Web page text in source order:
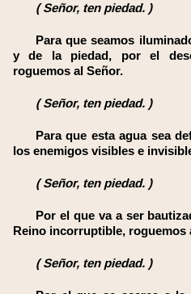
( Señor, ten piedad. )
Para que seamos
y de la piedad, por el
roguemos al Señor.
( Señor, ten piedad. )
Para que esta agua sea
los enemigos visibles e
( Señor, ten piedad. )
Por el que va a ser
Reino incorruptible, roguemos
( Señor, ten piedad. )